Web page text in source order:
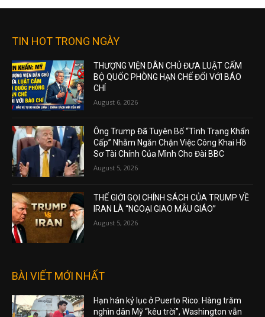
TIN HOT TRONG NGÀY
THƯỢNG VIỆN DÂN CHỦ ĐƯA LUẬT CẤM
BỘ QUỐC PHÒNG HẠN CHẾ ĐỐI VỚI BÁO
CHÍ
August 6, 2026
Ông Trump Đã Tuyên Bố “Tình Trạng Khẩn
Cấp” Nhằm Ngăn Chặn Việc Công Khai Hồ
Sơ Tài Chính Của Mình Cho Đài BBC
August 5, 2026
THẾ GIỚI GỌI CHÍNH SÁCH CỦA TRUMP VỀ
IRAN LÀ “NGOẠI GIAO MẪU GIÁO”
August 5, 2026
BÀI VIẾT MỚI NHẤT
Hạn hán kỷ lục ở Puerto Rico: Hàng trăm
nghìn dân Mỹ “kêu trời”, Washington vẫn